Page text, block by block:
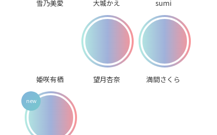
雪乃美愛 大城かえ sumi
姫咲有栖 望月杏奈 満間さくら